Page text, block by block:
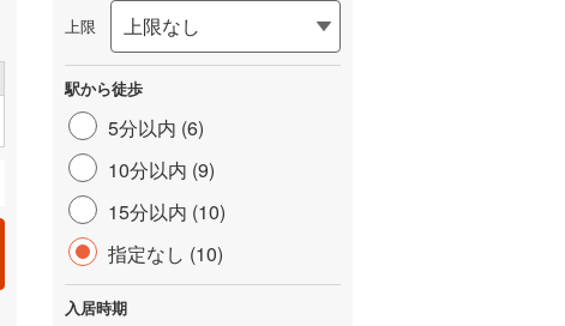
上限
駅から徒歩
5分以内 (6)
10分以内 (9)
15分以内 (10)
指定なし (10)
入居時期